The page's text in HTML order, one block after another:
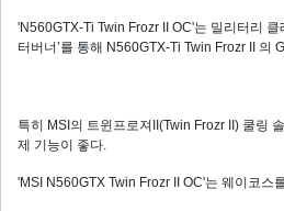
'N560GTX-Ti Twin Frozr II OC'는 밀리터리
터버너’를 통해 N560GTX-Ti Twin Frozr II 의
특히 MSI의 트윈프로져II(Twin Frozr II) 쿨링
제 기능이 좋다.
'MSI N560GTX Twin Frozr II OC'는 웨이코스